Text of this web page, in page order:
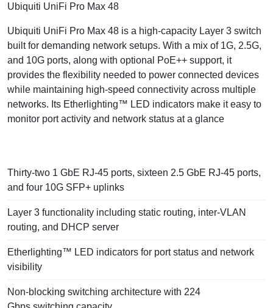
Ubiquiti UniFi Pro Max 48
Ubiquiti UniFi Pro Max 48 is a high-capacity Layer 3 switch
built for demanding network setups. With a mix of 1G, 2.5G,
and 10G ports, along with optional PoE++ support, it
provides the flexibility needed to power connected devices
while maintaining high-speed connectivity across multiple
networks. Its Etherlighting™ LED indicators make it easy to
monitor port activity and network status at a glance
Thirty-two 1 GbE RJ-45 ports, sixteen 2.5 GbE RJ-45 ports,
and four 10G SFP+ uplinks
Layer 3 functionality including static routing, inter-VLAN
routing, and DHCP server
Etherlighting™ LED indicators for port status and network
visibility
Non-blocking switching architecture with 224